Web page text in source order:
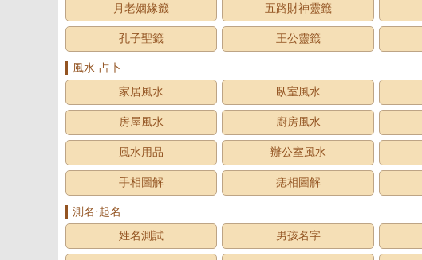
月老姻緣籤 五路財神靈籤
孔子聖籤 王公靈籤
風水·占卜
家居風水
臥室風水
房屋風水 廚房風水
風水用品 辦公室風水
手相圖解 痣相圖解
測名·起名
姓名測試
男孩名字